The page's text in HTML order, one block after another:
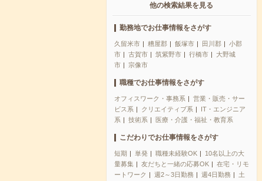
他の検索結果を見る
勤務地でお仕事情報をさがす
久留米市 糟屋郡 飯塚市 田川郡
小郡
市
古賀市 筑紫野市 行橋市
大野城
市
宗像市
職種でお仕事情報をさがす
オフィスワーク・事務系
営業・販売・サー
ビス系
クリエイティブ系
IT・エンジニア
系
技術系 医療・介護・福祉・教育系
こだわりでお仕事情報をさがす
短期 単発 職種未経験OK
10名以上の大
量募集
友だちと一緒の応募OK
在宅・リモ
ートワーク
週2～3日勤務 週4日勤務
土